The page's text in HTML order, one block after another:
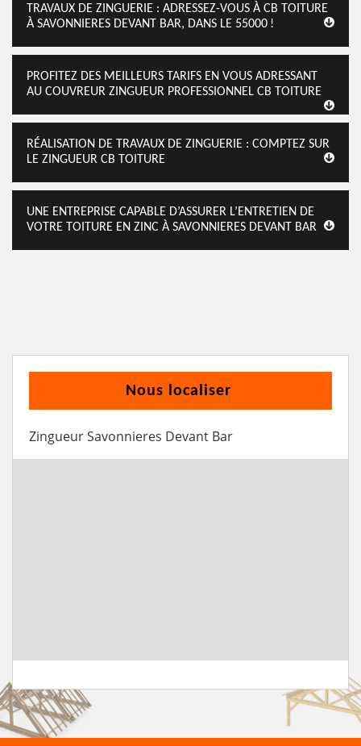
TRAVAUX DE ZINGUERIE : ADRESSEZ-VOUS À CB TOITURE
À SAVONNIERES DEVANT BAR, DANS LE 55000 !
PROFITEZ DES MEILLEURS TARIFS EN VOUS ADRESSANT
AU COUVREUR ZINGUEUR PROFESSIONNEL CB TOITURE
RÉALISATION DE TRAVAUX DE ZINGUERIE : COMPTEZ SUR
LE ZINGUEUR CB TOITURE
UNE ENTREPRISE CAPABLE D’ASSURER L’ENTRETIEN DE
VOTRE TOITURE EN ZINC À SAVONNIERES DEVANT BAR
Nous localiser
Zingueur Savonnieres Devant Bar